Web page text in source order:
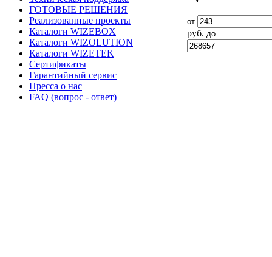
ГОТОВЫЕ РЕШЕНИЯ
Реализованные проекты
Каталоги WIZEBOX
Каталоги WIZOLUTION
Каталоги WIZETEK
Сертификаты
Гарантийный сервис
Пресса о нас
FAQ (вопрос - ответ)
от
руб. до